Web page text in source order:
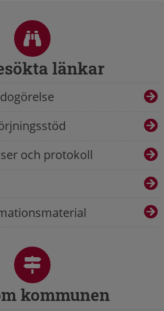
länkar
och protokoll
kommunen